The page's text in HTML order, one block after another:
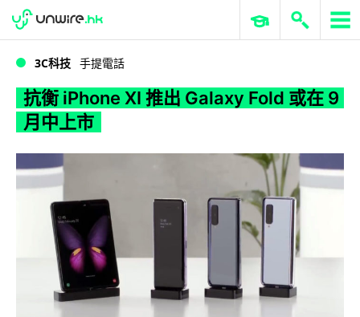
WWDC 2026 ERP 與商業 AI
3C科技 手提電話
抗衡 iPhone XI 推出 Galaxy Fold 或在 9
月中上市